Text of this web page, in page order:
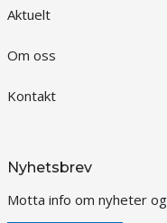
Aktuelt
Om oss
Kontakt
Nyhetsbrev
Motta info om nyheter